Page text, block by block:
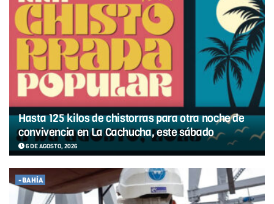
Hasta 125 kilos de chistorras para otra noche de
convivencia en La Cachucha, este sábado
6 DE AGOSTO, 2026
-BAHÍA